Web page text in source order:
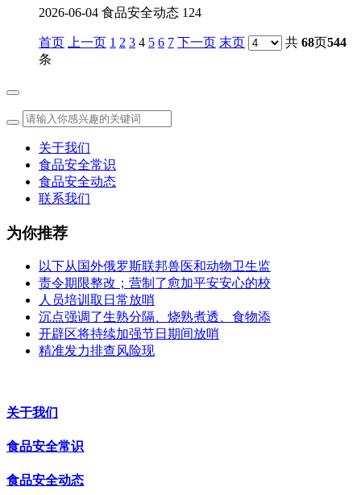
2026-06-04 食品安全动态 124
首页 上一页 1 2 3 4 5 6 7 下一页 末页 共 68页544
条
关于我们
食品安全常识
食品安全动态
联系我们
为你推荐
以下从国外俄罗斯联邦兽医和动物卫生监
责令期限整改；营制了愈加平安安心的校
人员培训取日常放哨
沉点强调了生熟分隔、烧熟煮透、食物添
开辟区将持续加强节日期间放哨
精准发力排查风险现
关于我们
食品安全常识
食品安全动态